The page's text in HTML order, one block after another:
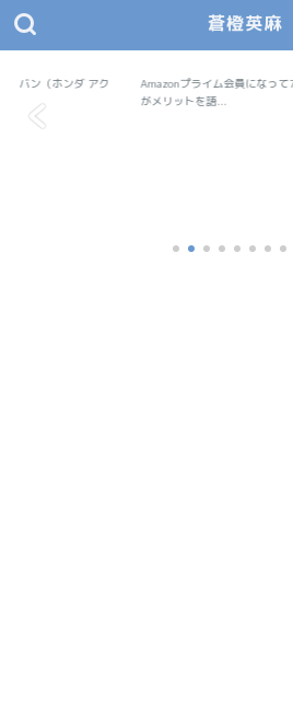
蒼橙英麻
あおとえま モ
蒼橙英麻（あおとえま）の物作
軽バン（ホンダ アク
Amazon
Amazonプライム会員になって
がメリットを語...